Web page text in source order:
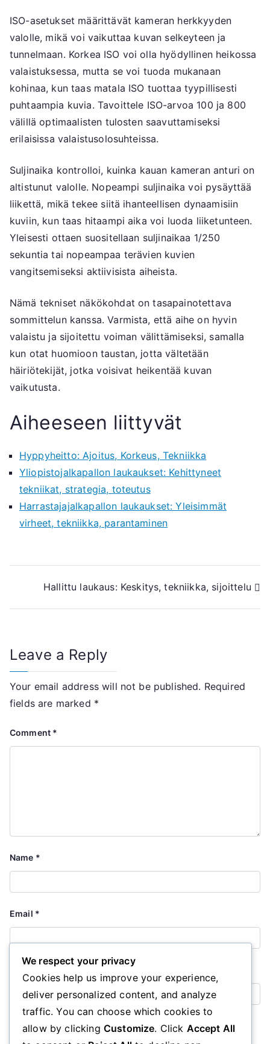
ISO-asetukset määrittävät kameran herkkyyden
valolle, mikä voi vaikuttaa kuvan selkeyteen ja
tunnelmaan. Korkea ISO voi olla hyödyllinen heikossa
valaistuksessa, mutta se voi tuoda mukanaan
kohinaa, kun taas matala ISO tuottaa tyypillisesti
puhtaampia kuvia. Tavoittele ISO-arvoa 100 ja 800
välillä optimaalisten tulosten saavuttamiseksi
erilaisissa valaistusolosuhteissa.
Suljinaika kontrolloi, kuinka kauan kameran anturi on
altistunut valolle. Nopeampi suljinaika voi pysäyttää
liikettä, mikä tekee siitä ihanteellisen dynaamisiin
kuviin, kun taas hitaampi aika voi luoda liiketunteen.
Yleisesti ottaen suositellaan suljinaikaa 1/250
sekuntia tai nopeampaa terävien kuvien
vangitsemiseksi aktiivisista aiheista.
Nämä tekniset näkökohdat on tasapainotettava
sommittelun kanssa. Varmista, että aihe on hyvin
valaistu ja sijoitettu voiman välittämiseksi, samalla
kun otat huomioon taustan, jotta vältetään
häiriötekijät, jotka voisivat heikentää kuvan
vaikutusta.
Aiheeseen liittyvät
Hyppyheitto: Ajoitus, Korkeus, Tekniikka
Yliopistojalkapallon laukaukset: Kehittyneet
tekniikat, strategia, toteutus
Harrastajajalkapallon laukaukset: Yleisimmät
virheet, tekniikka, parantaminen
Post
navigation
Hallittu laukaus: Keskitys, tekniikka, sijoittelu
Leave a Reply
Your email address will not be published. Required
fields are marked *
Comment *
Name *
Email *
Save my name, email, and website in this browser for the
next time I comment.
We respect your privacy
Cookies help us improve your experience,
deliver personalized content, and analyze
traffic. You can choose which cookies to
allow by clicking Customize. Click Accept All